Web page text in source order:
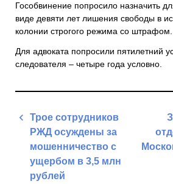
Гособвинение попросило назначить
виде девяти лет лишения свободы в
колонии строгого режима со штрафом.
Для адвоката попросили пятилетний
следователя – четыре года условно.
Навигация
записям
Трое сотрудников
РЖД осуждены за
мошенничество с
ущербом в 3,5 млн
рублей